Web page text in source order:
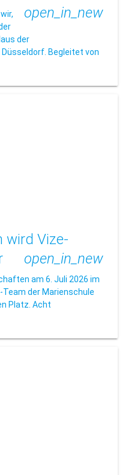
open_in_new
der
Begleitet von
wird Vize-
open_in_new
am 6. Juli 2026 im
der Marienschule
Platz. Acht